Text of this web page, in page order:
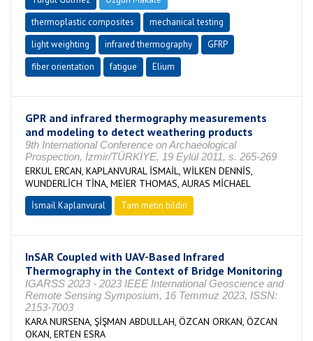
thermoplastic composites
mechanical testing
light weighting
infrared thermography
GFRP
fiber orientation
fatigue Elium
GPR and infrared thermography measurements
and modeling to detect weathering products
9th International Conference on Archaeological
Prospection, İzmir/TÜRKİYE, 19 Eylül 2011, s. 265-269
ERKUL ERCAN, KAPLANVURAL İSMAİL, WİLKEN DENNİS,
WUNDERLİCH TİNA, MEİER THOMAS, AURAS MİCHAEL
İsmail Kaplanvural Tam metin bildiri
InSAR Coupled with UAV-Based Infrared
Thermography in the Context of Bridge Monitoring
IGARSS 2023 - 2023 IEEE International Geoscience and
Remote Sensing Symposium, 16 Temmuz 2023, ISSN:
2153-7003
KARA NURSENA, ŞİŞMAN ABDULLAH, ÖZCAN ORKAN, ÖZCAN
OKAN, ERTEN ESRA